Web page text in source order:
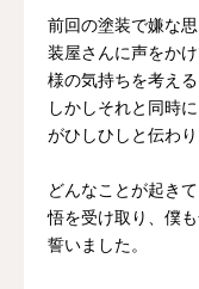
前回の塗装で嫌な
装屋さんに声をか
様の気持ちを考え
しかしそれと同時
がひしひしと伝わり
どんなことが起き
悟を受け取り、僕
誓いました。